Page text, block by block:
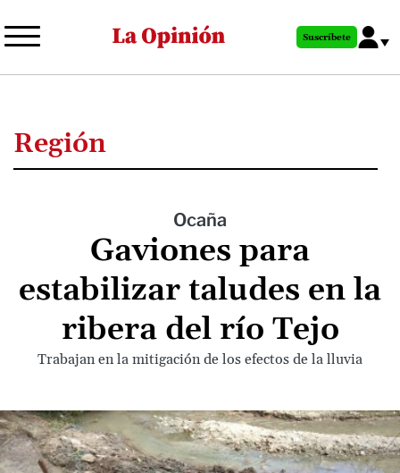
al
principal
Suscríbete
Región
Ocaña
Gaviones para
estabilizar taludes en la
ribera del río Tejo
Trabajan en la mitigación de los efectos de la lluvia